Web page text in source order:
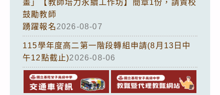
畫」【教師培力永續工作坊】簡章1份，請貴校
鼓勵教師
踴躍報名2026-08-07
115學年度高二第一階段轉組申請(8月13日中
午12點截止)2026-08-06